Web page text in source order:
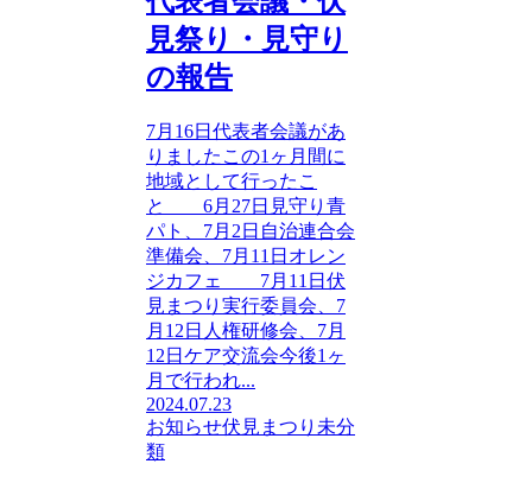
見祭り・見守り
の報告
7月16日代表者会議があ
りましたこの1ヶ月間に
地域として行ったこ
と 6月27日見守り青
パト、7月2日自治連合会
準備会、7月11日オレン
ジカフェ 7月11日伏
見まつり実行委員会、7
月12日人権研修会、7月
12日ケア交流会今後1ヶ
月で行われ...
2024.07.23
お知らせ伏見まつり 未分
類